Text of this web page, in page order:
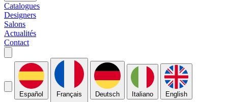
Catalogues
Designers
Salons
Actualités
Contact
Español Français Deutsch Italiano English